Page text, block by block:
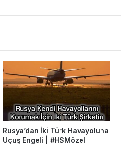
Rusya’dan İki Türk Havayoluna
Uçuş Engeli | #HSMözel